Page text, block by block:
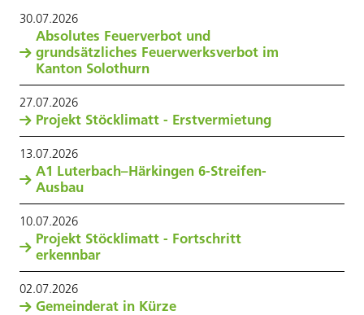
30.07.2026
Absolutes Feuerverbot und
grundsätzliches Feuerwerksverbot im
Kanton Solothurn
27.07.2026
Projekt Stöcklimatt - Erstvermietung
13.07.2026
A1 Luterbach–Härkingen 6-Streifen-
Ausbau
10.07.2026
Projekt Stöcklimatt - Fortschritt
erkennbar
02.07.2026
Gemeinderat in Kürze